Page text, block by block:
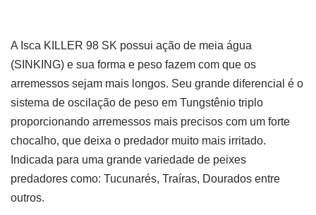
A Isca KILLER 98 SK possui ação de meia água
(SINKING) e sua forma e peso fazem com que os
arremessos sejam mais longos. Seu grande diferencial é o
sistema de oscilação de peso em Tungstênio triplo
proporcionando arremessos mais precisos com um forte
chocalho, que deixa o predador muito mais irritado.
Indicada para uma grande variedade de peixes
predadores como: Tucunarés, Traíras, Dourados entre
outros.